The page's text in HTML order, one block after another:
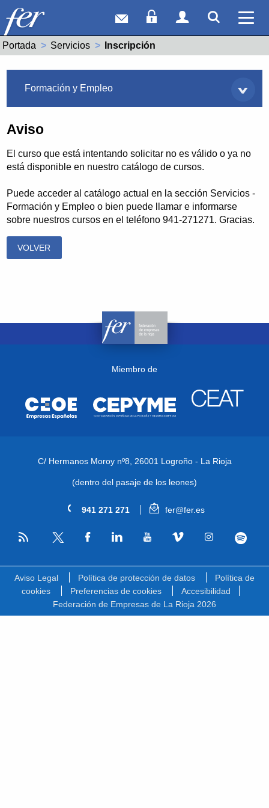
Correo webAcceso Socios
Acceso
Portada Servicios Actual:
Inscripción
Formación y Empleo
Aviso
El curso que está intentando solicitar no es válido o ya no
está disponible en nuestro catálogo de cursos.
Puede acceder al catálogo actual en la sección Servicios -
Formación y Empleo o bien puede llamar e informarse
sobre nuestros cursos en el teléfono 941-271271. Gracias.
VOLVER
Miembro de
C/ Hermanos Moroy nº8, 26001 Logroño - La Rioja
(dentro del pasaje de los leones)
941 271 271 fer@fer.es
RSS
Aviso Legal Política de protección de datos
Política de
cookies
Preferencias de cookies
Accesibilidad
Federación de Empresas de La Rioja 2026